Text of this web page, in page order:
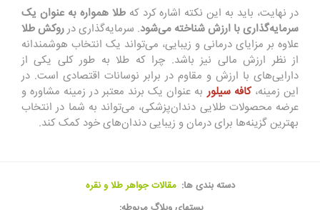
در نهایت، باید به این نکته اشاره کرد کهطلا همواره به عنوان یک
سرمایه‌گذاری با ارزش شناخته می‌شود. سرمایه‌گذاری درروکش طلا
علاوه بر مزایای درمانی و زیبایی، می‌تواند یک انتخاب هوشمندانه
از نظر ارزش مالی نیز باشد. چرا که طلا به طور کلی یکی از
دارایی‌های با ارزش و مقاوم در برابر نوسانات اقتصادی است. در
این زمینه،کافه سیلوربه عنوان یک برند معتبر در زمینه مشاوره و
عرضه محصولات طلایی دندان‌پزشکی، می‌تواند به شما در انتخاب
بهترین گزینه‌ها برای درمان و زیبایی دندان‌های خود کمک کند.
دسته بندی ها: مقالات جواهر طلا و نقره